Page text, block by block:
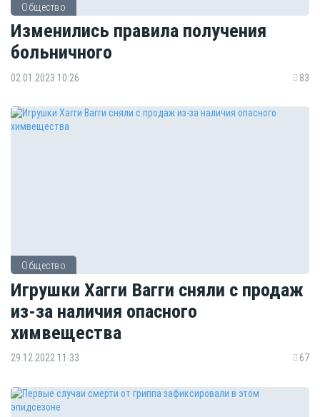
Общество
Изменились правила получения
больничного
02.01.2023 10:26 83
Общество
Игрушки Хагги Вагги сняли с продаж
из-за наличия опасного
химвещества
29.12.2022 11:33 67